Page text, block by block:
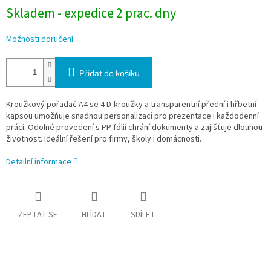
Skladem - expedice 2 prac. dny
Možnosti doručení
Přidat do košíku
Kroužkový pořadač A4 se 4 D-kroužky a transparentní přední i hřbetní
kapsou umožňuje snadnou personalizaci pro prezentace i každodenní
práci. Odolné provedení s PP fólií chrání dokumenty a zajišťuje dlouhou
životnost. Ideální řešení pro firmy, školy i domácnosti.
Detailní informace
ZEPTAT SE HLÍDAT SDÍLET